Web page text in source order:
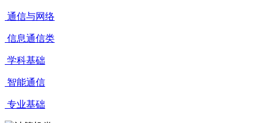
通信与网络
信息通信类
学科基础
智能通信
专业基础